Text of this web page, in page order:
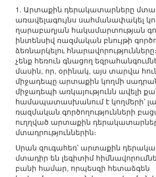
1. Արտաքին դերակատարները
առավելագույնս սահմանափակել
ղարաբաղյան հակամարտության
ինտենսիվ ռազմական բնույթի
ձեռնարկելու
չենք հեռուն գնացող
մասին, որ, օրինակ, այս տարվա
միջադեպը արտաքին կողմի
միջադեպի առկայությունն ավելի
համապատասխանում է կողմերի՝
ռազմական գործողությունների
ուղղված արտաքին
մտադրություններին։
Սրան զուգահեռ՝ արտաքին
մտադիր են լեգիտիմ
բանի համար, որպեսզի հետաձգեն